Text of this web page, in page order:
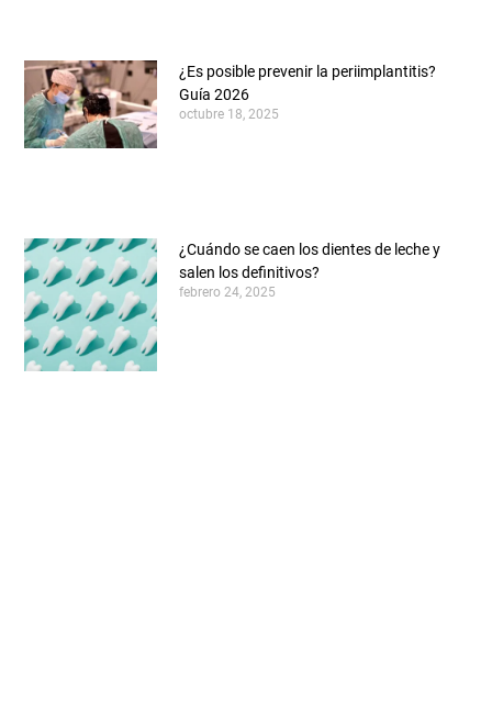
¿Es posible prevenir la periimplantitis?
Guía 2026
octubre 18, 2025
¿Cuándo se caen los dientes de leche y
salen los definitivos?
febrero 24, 2025